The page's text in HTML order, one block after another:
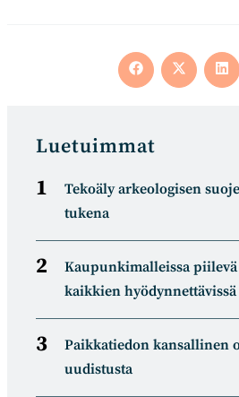
Opens
in
Opens
in
in
Luetuimmat
Tekoäly arkeologisen
tukena
Kaupunkimalleissa
kaikkien hyödynnettävissä
Paikkatiedon kansallinen
uudistusta